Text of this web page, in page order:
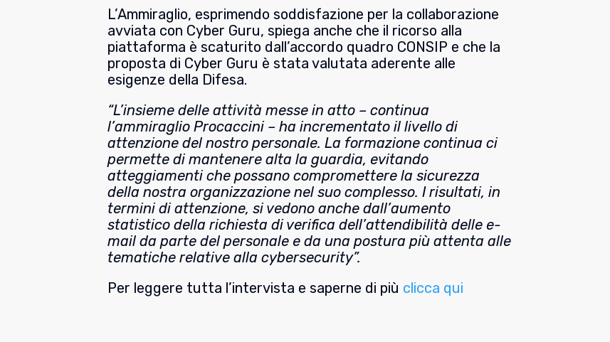
L’Ammiraglio, esprimendo soddisfazione per la collaborazione
avviata con Cyber Guru, spiega anche che il ricorso alla
piattaforma è scaturito dall’accordo quadro CONSIP e che la
proposta di Cyber Guru è stata valutata aderente alle
esigenze della Difesa.
“L’insieme delle attività messe in atto – continua
l’ammiraglio Procaccini – ha incrementato il livello di
attenzione del nostro personale. La formazione continua ci
permette di mantenere alta la guardia, evitando
atteggiamenti che possano compromettere la sicurezza
della nostra organizzazione nel suo complesso. I risultati, in
termini di attenzione, si vedono anche dall’aumento
statistico della richiesta di verifica dell’attendibilità delle e-
mail da parte del personale e da una postura più attenta alle
tematiche relative alla cybersecurity”.
Per leggere tutta l’intervista e saperne di più clicca qui